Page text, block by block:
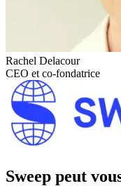
Rachel Delacour
CEO et co-fondatrice
Sweep peut